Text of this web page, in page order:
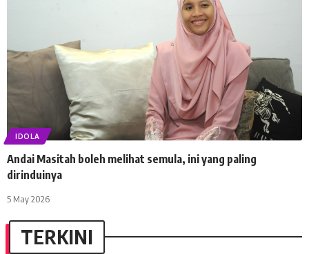
IDOLA
Andai Masitah boleh melihat semula, ini yang paling
dirinduinya
5 May 2026
TERKINI